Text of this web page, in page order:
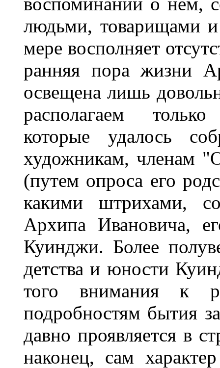
людьми, товарищами
мере восполняет
ранняя пора жизни
освещена лишь
располагаем
которые удалось
художникам, членам
(путем опроса его
какими штрихами,
Архипа Ивановича,
Куинджи. Более
детства и юности
того внимания к
подробностям бытия
давно проявляется в
наконец, сам